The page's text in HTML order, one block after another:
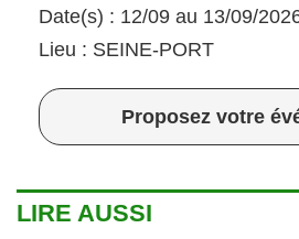
Date(s) : 12/09 au 13/09/
Lieu : SEINE-PORT
Proposez votre
LIRE AUSSI